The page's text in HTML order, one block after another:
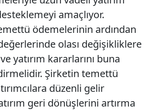
amaçlıyor.
ödemelerinin ardından
olası değişikliklere
yatırım kararlarını buna
Şirketin temettü
düzenli gelir
geri dönüşlerini artırma